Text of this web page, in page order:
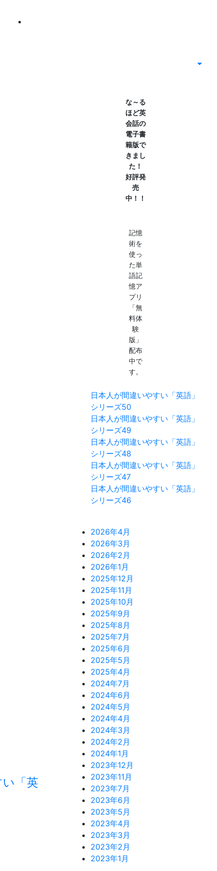
「英
な～る
ほど英
会話の
電子書
籍版で
きまし
た！
好評発
売
中！！
記憶
術を
使っ
た単
語記
憶ア
プリ
「無
料体
験
版」
配布
中で
す。
日本人が間違いやすい「英語」
シリーズ50
日本人が間違いやすい「英語」
シリーズ49
日本人が間違いやすい「英語」
シリーズ48
日本人が間違いやすい「英語」
シリーズ47
日本人が間違いやすい「英語」
シリーズ46
2026年4月
2026年3月
2026年2月
2026年1月
2025年12月
2025年11月
2025年10月
2025年9月
2025年8月
2025年7月
2025年6月
2025年5月
2025年4月
2024年7月
2024年6月
2024年5月
2024年4月
2024年3月
2024年2月
2024年1月
2023年12月
2023年11月
2023年7月
2023年6月
2023年5月
2023年4月
2023年3月
2023年2月
2023年1月